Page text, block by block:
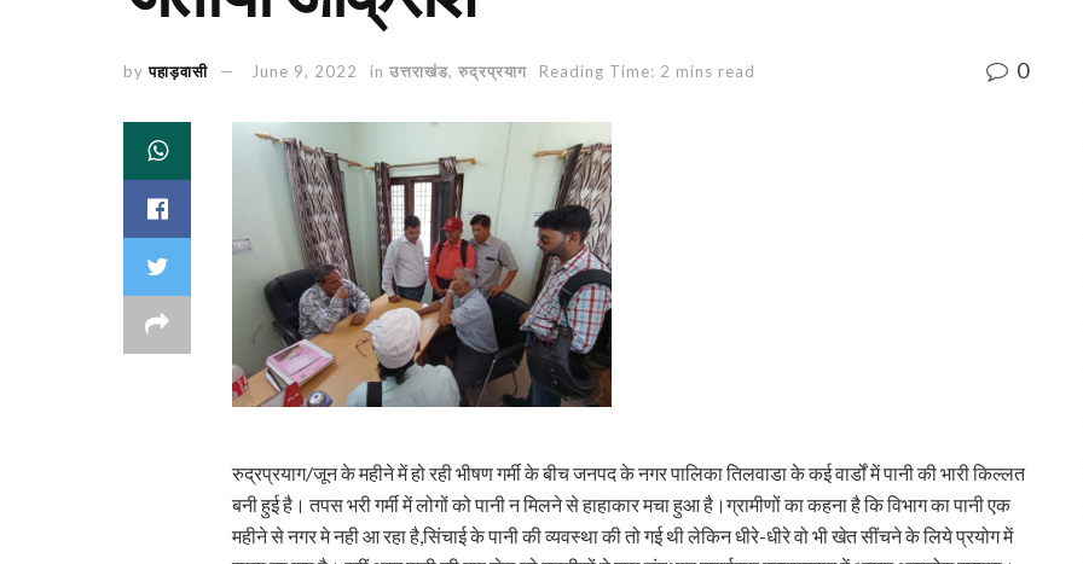
by पहाड़वासी June 9, 2022 in उत्तराखंड, रुद्रप्रयाग Reading Time: 2 mins read 0
रुद्रप्रयाग/जून के महीने में हो रही भीषण गर्मी के बीच जनपद के नगर पालिका तिलवाडा के कई वार्डों में पानी की भारी किल्लत
बनी हुई है। तपस भरी गर्मी में लोगों को पानी न मिलने से हाहाकार मचा हुआ है।ग्रामीणों का कहना है कि विभाग का पानी एक
महीने से नगर मे नही आ रहा है,सिंचाई के पानी की व्यवस्था की तो गई थी लेकिन धीरे-धीरे वो भी खेत सींचने के लिये प्रयोग में